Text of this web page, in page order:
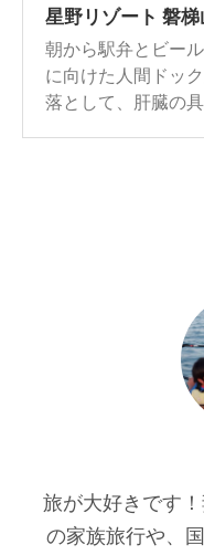
星野リゾート 磐梯
朝から駅弁とビー
に向けた人間ドッ
落として、肝臓の
旅が大好きです
の家族旅行や、